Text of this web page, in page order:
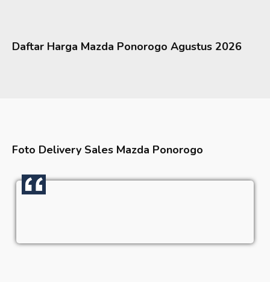
Daftar Harga Mazda Ponorogo Agustus 2026
Foto Delivery Sales Mazda Ponorogo